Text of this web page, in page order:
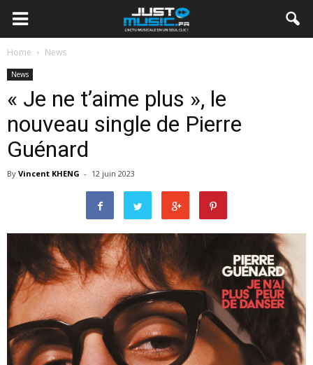
Home News
News
« Je ne t’aime plus », le
nouveau single de Pierre
Guénard
By Vincent KHENG - 12 juin 2023